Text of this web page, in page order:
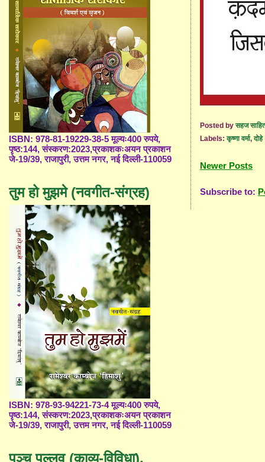
Posted byसहज
Labels:कृष्णा वर्मा,दोहे
Newer Posts
Subscribe to:
ISBN: 978-81-19229-38-5 मूल्यः400 रुपये,
पृष्ठ:144, संस्करण:2023,प्रकाशकःअयन प्रकाशन
जे-19/39, राजापुरी, उत्तम नगर, नई दिल्ली-110059
तुम हो मुझमे (नवगीत-संग्रह)
ISBN: 978-93-94221-73-4 मूल्यः400 रुपये,
पृष्ठ:144, संस्करण:2023,प्रकाशकःअयन प्रकाशन
जे-19/39, राजापुरी, उत्तम नगर, नई दिल्ली-110059
पञ्च पल्लव (काव्य-विविधा),